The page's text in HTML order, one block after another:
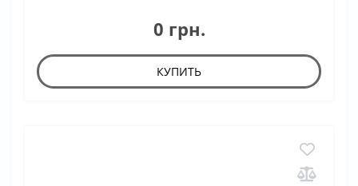
0 грн.
КУПИТЬ